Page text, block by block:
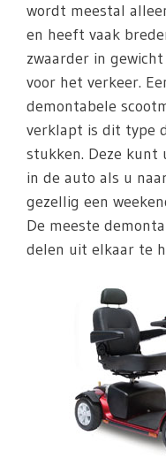
wordt meestal
en heeft vaak
zwaarder in
voor het verkeer.
demontabele
verklapt is dit type
stukken. Deze kunt
in de auto als u
gezellig een
De meeste
delen uit elkaar te